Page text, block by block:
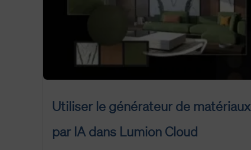
Utiliser le générateur de matériaux
par IA dans Lumion Cloud